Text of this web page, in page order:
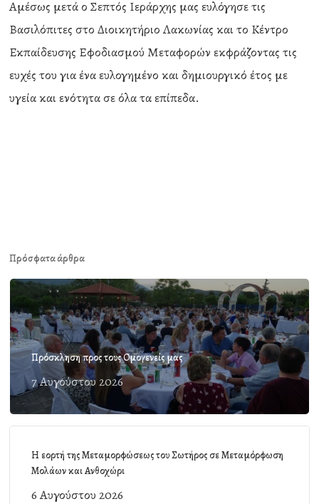
Αμέσως μετά ο Σεπτός Ιεράρχης μας ευλόγησε τις
Βασιλόπιτες στο Διοικητήριο Λακωνίας και το Κέντρο
Εκπαίδευσης Εφοδιασμού Μεταφορών εκφράζοντας τις
ευχές του για ένα ευλογημένο και δημιουργικό έτος με
υγεία και ενότητα σε όλα τα επίπεδα.
Πρόσφατα άρθρα
Πρόσκληση προς τους Ομογενείς μας
7 Αυγούστου 2026
Η εορτή της Μεταμορφώσεως του Σωτήρος σε Μεταμόρφωση
Μολάων και Ανθοχώρι
6 Αυγούστου 2026